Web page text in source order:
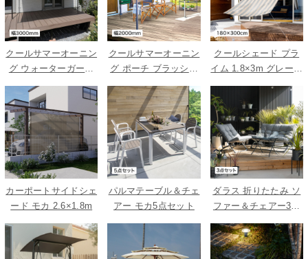
クールサマーオーニン
グ ウォーターガード
ベージュ 3000
クールサマーオーニン
グ ポーチ ブラッシュ
ウッド 2000
クールシェード プラ
イム 1.8×3m グレース
トライプ
カーポートサイドシェ
ード モカ 2.6×1.8m
パルマテーブル＆チェ
アー モカ5点セット
ダラス 折りたたみ ソ
ファー＆チェアー3点
セット